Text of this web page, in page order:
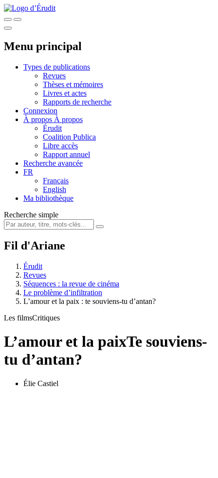
Menu principal
Types de publications
Revues
Thèses et mémoires
Livres et actes
Rapports de recherche
Connexion
À propos À propos
Érudit
Coalition Publica
Libre accès
Rapport annuel
Recherche avancée
FR
Français
English
Ma bibliothèque
Recherche simple
Fil d'Ariane
Érudit
Revues
Séquences : la revue de cinéma
Le problème d’infiltration
L’amour et la paix : te souviens-tu d’antan?
Les filmsCritiques
L’amour et la paixTe souviens-
tu d’antan?
Élie Castiel